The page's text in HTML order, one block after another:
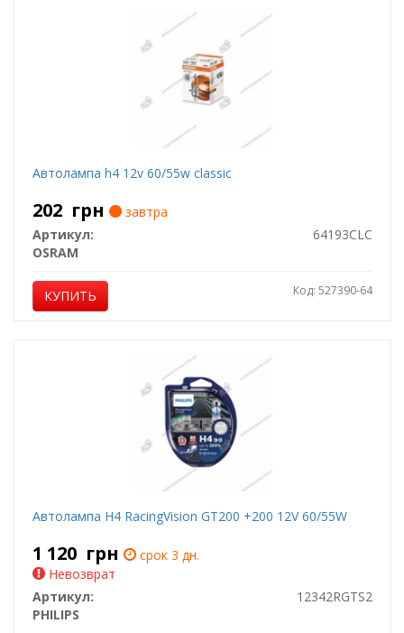
Автолампа h4 12v 60/55w classic
202 грн
завтра
Артикул:
64193CLC
OSRAM
КУПИТЬ Код: 527390-64
Автолампа H4 RacingVision GT200 +200 12V 60/55W
1 120 грн
срок 3 дн.
Невозврат
Артикул:
12342RGTS2
PHILIPS